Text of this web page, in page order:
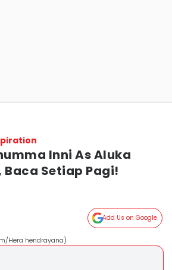
Inni As Aluka
Setiap Pagi!
Add Us on Google
Hera hendrayana)